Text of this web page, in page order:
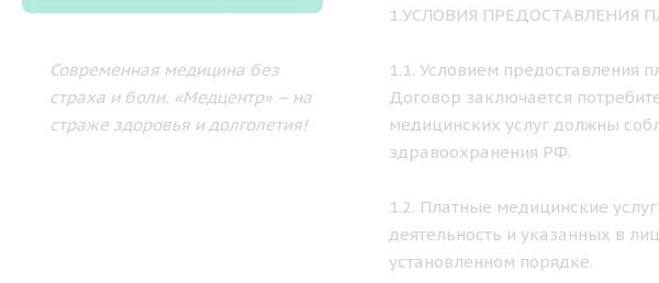
Современная медицина без
страха и боли. «Медцентр» – на
страже здоровья и долголетия!
1.УСЛОВИЯ ПРЕДОСТАВЛЕНИЯ
1.1. Условием предоставления
Договор заключается
медицинских услуг должны
здравоохранения РФ.
1.2. Платные медицинские
деятельность и указанных в
установленном порядке.